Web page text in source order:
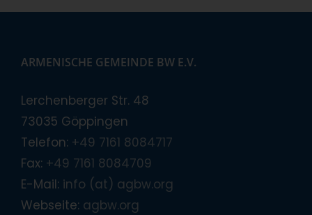
ARMENISCHE GEMEINDE BW E.V.
Lerchenberger Str. 48
73035 Göppingen
Telefon: +49 7161 8084717
Fax: +49 7161 8084709
E-Mail: info (at) agbw.org
Webseite: agbw.org